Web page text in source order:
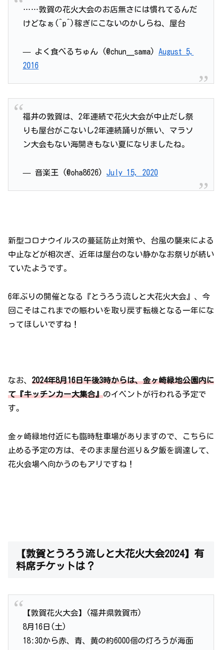
……敦賀の花火大会のお店無さには慣れてるんだ
けどなぁ(^p^)稼ぎにこないのかしらね、屋台
— よく食べるちゅん (@chun__sama) August 5,
2016
福井の敦賀は、2年連続で花火大会が中止だし祭
りも屋台がこないし2年連続踊りが無い、マラソ
ン大会もない海開きもない夏になりましたね。
— 音楽王 (@oha8626) July 15, 2020
新型コロナウイルスの蔓延防止対策や、台風の襲来による
中止などが相次ぎ、近年は屋台のない静かなお祭りが続い
ていたようです。
6年ぶりの開催となる『とうろう流しと大花火大会』、今
回こそはこれまでの賑わいを取り戻す転機となる一年にな
ってほしいですね！
なお、 2024年8月16日午後3時からは、金ヶ崎緑地公園内に
て『キッチンカー大集合』のイベントが行われる予定で
す。
金ヶ崎緑地付近にも臨時駐車場がありますので、こちらに
止める予定の方は、そのまま屋台巡り＆夕飯を調達して、
花火会場へ向かうのもアリですね！
【敦賀とうろう流しと大花火大会2024】有
料席チケットは？
【敦賀花火大会】(福井県敦賀市)
8月16日(土)
18:30から赤、青、黄の約6000個の灯ろうが海面